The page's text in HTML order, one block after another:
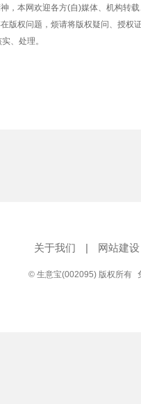
，本网欢迎各方(自)媒体、机构转
版权问题，烦请将版权疑问、授权
、处理。
关于我们 | 网站建设
© 生意宝(002095) 版权所有